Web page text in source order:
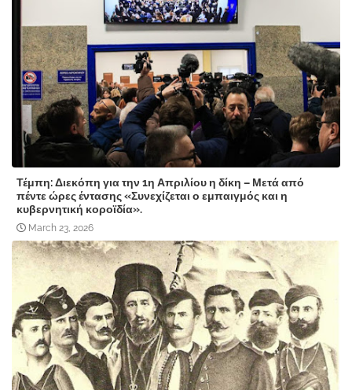
Τέμπη: Διεκόπη για την 1η Απριλίου η δίκη – Μετά από
πέντε ώρες έντασης «Συνεχίζεται ο εμπαιγμός και η
κυβερνητική κοροϊδία».
March 23, 2026